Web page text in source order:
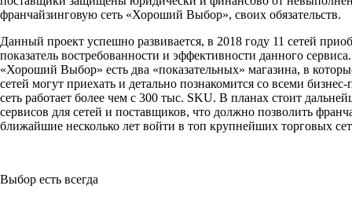
франчайзинговую сеть «Хороший Выбор», своих обязательств.
Данный проект успешно развивается, в 2018 году 11 сетей
показатель востребованности и эффективности данного
«Хороший Выбор» есть два «показательных» магазина, в
сетей могут приехать и детально познакомится со всеми
сеть работает более чем с 300 тыс. SKU. В планах стоит
сервисов для сетей и поставщиков, что должно позволить
ближайшие несколько лет войти в топ крупнейших торговых
Выбор есть всегда